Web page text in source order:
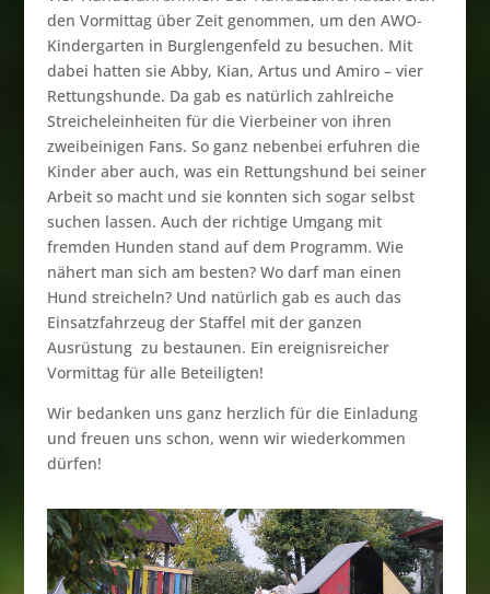
den Vormittag über Zeit genommen, um den AWO-
Kindergarten in Burglengenfeld zu besuchen. Mit
dabei hatten sie Abby, Kian, Artus und Amiro – vier
Rettungshunde. Da gab es natürlich zahlreiche
Streicheleinheiten für die Vierbeiner von ihren
zweibeinigen Fans. So ganz nebenbei erfuhren die
Kinder aber auch, was ein Rettungshund bei seiner
Arbeit so macht und sie konnten sich sogar selbst
suchen lassen. Auch der richtige Umgang mit
fremden Hunden stand auf dem Programm. Wie
nähert man sich am besten? Wo darf man einen
Hund streicheln? Und natürlich gab es auch das
Einsatzfahrzeug der Staffel mit der ganzen
Ausrüstung zu bestaunen. Ein ereignisreicher
Vormittag für alle Beteiligten!
Wir bedanken uns ganz herzlich für die Einladung
und freuen uns schon, wenn wir wiederkommen
dürfen!